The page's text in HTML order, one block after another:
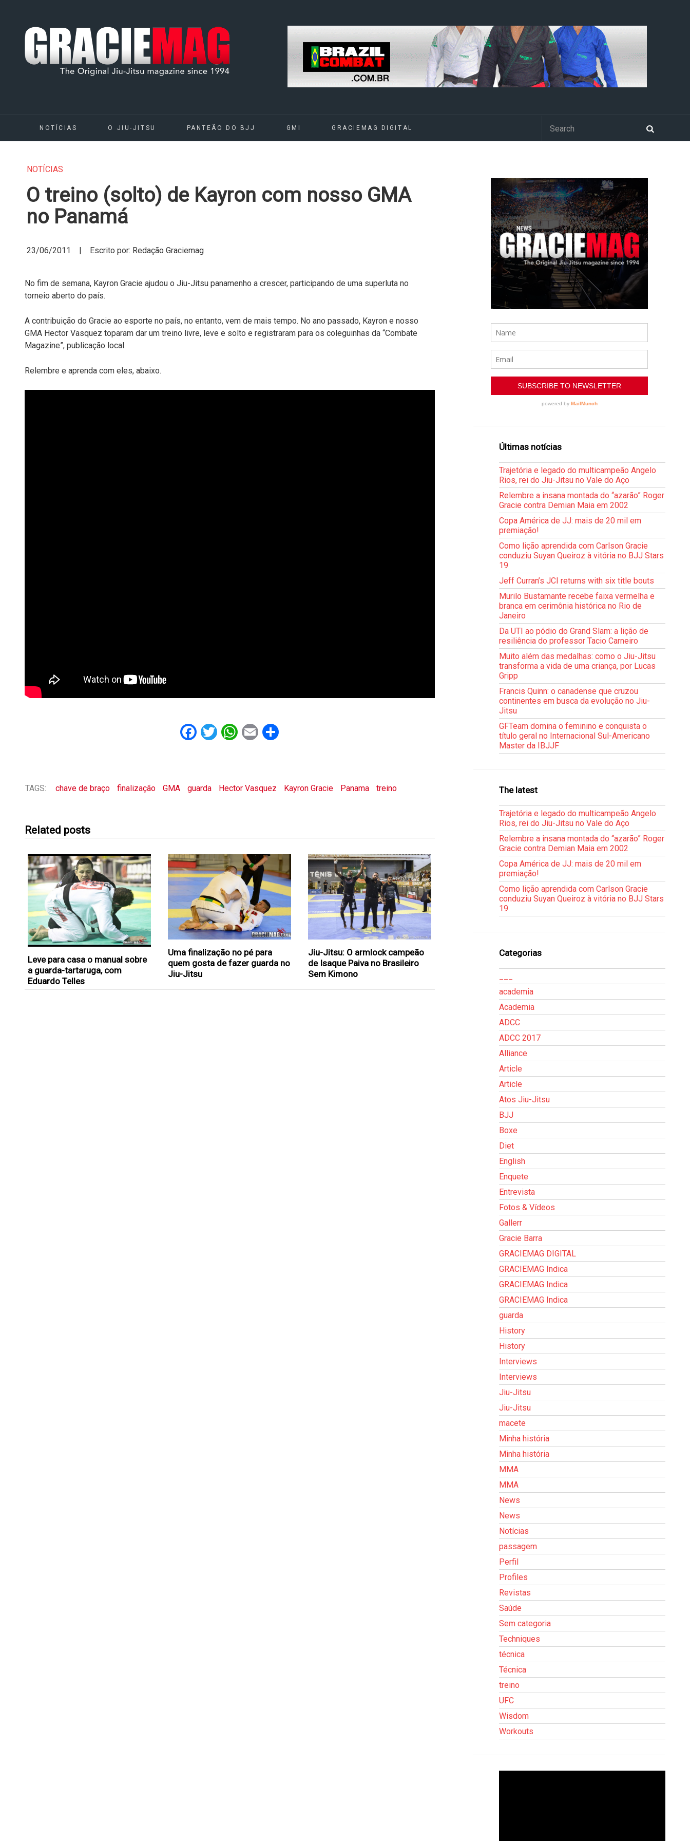
NOTÍCIAS O JIU-JITSU PANTEÃO DO BJJ GMI GRACIEMAG DIGITAL
NOTÍCIAS
O treino (solto) de Kayron com nosso GMA
no Panamá
23/06/2011 | Escrito por: Redação Graciemag
No fim de semana, Kayron Gracie ajudou o Jiu-Jitsu panamenho a crescer, participando de uma superluta no
torneio aberto do país.
A contribuição do Gracie ao esporte no país, no entanto, vem de mais tempo. No ano passado, Kayron e nosso
GMA Hector Vasquez toparam dar um treino livre, leve e solto e registraram para os coleguinhas da “Combate
Magazine”, publicação local.
Relembre e aprenda com eles, abaixo.
Facebook
Twitter
WhatsApp
Email
TAGS: chave de braço finalização GMA guarda Hector Vasquez Kayron Gracie Panama treino
Related posts
Leve para casa o manual sobre
a guarda-tartaruga, com
Eduardo Telles
Uma finalização no pé para
quem gosta de fazer guarda no
Jiu-Jitsu
Jiu-Jitsu: O armlock campeão
de Isaque Paiva no Brasileiro
Sem Kimono
Últimas notícias
Trajetória e legado do multicampeão Angelo
Rios, rei do Jiu-Jitsu no Vale do Aço
Relembre a insana montada do “azarão” Roger
Gracie contra Demian Maia em 2002
Copa América de JJ: mais de 20 mil em
premiação!
Como lição aprendida com Carlson Gracie
conduziu Suyan Queiroz à vitória no BJJ Stars
19
Jeff Curran’s JCI returns with six title bouts
Murilo Bustamante recebe faixa vermelha e
branca em cerimônia histórica no Rio de
Janeiro
Da UTI ao pódio do Grand Slam: a lição de
resiliência do professor Tacio Carneiro
Muito além das medalhas: como o Jiu-Jitsu
transforma a vida de uma criança, por Lucas
Gripp
Francis Quinn: o canadense que cruzou
continentes em busca da evolução no Jiu-
Jitsu
GFTeam domina o feminino e conquista o
título geral no Internacional Sul-Americano
Master da IBJJF
The latest
Trajetória e legado do multicampeão Angelo
Rios, rei do Jiu-Jitsu no Vale do Aço
Relembre a insana montada do “azarão” Roger
Gracie contra Demian Maia em 2002
Copa América de JJ: mais de 20 mil em
premiação!
Como lição aprendida com Carlson Gracie
conduziu Suyan Queiroz à vitória no BJJ Stars
19
Categorias
academia
Academia
ADCC
ADCC 2017
Alliance
Article
Article
Atos Jiu-Jitsu
BJJ
Boxe
Diet
English
Enquete
Entrevista
Fotos & Vídeos
Gallerr
Gracie Barra
GRACIEMAG DIGITAL
GRACIEMAG Indica
GRACIEMAG Indica
GRACIEMAG Indica
guarda
History
History
Interviews
Interviews
Jiu-Jitsu
Jiu-Jitsu
macete
Minha história
Minha história
MMA
MMA
News
News
Notícias
passagem
Perfil
Profiles
Revistas
Saúde
Sem categoria
Techniques
técnica
Técnica
treino
UFC
Wisdom
Workouts